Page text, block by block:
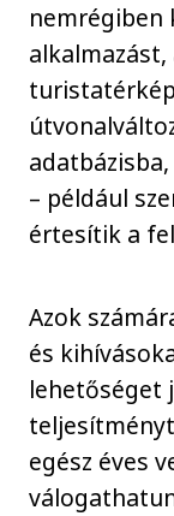
nemrégiben
– például
értesítik a
Azok
és
lehetőséget
egész éves